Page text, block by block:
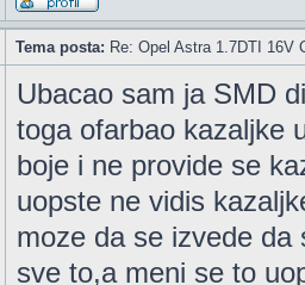
Tema posta: Re: Opel Astra 1.7DTI 16V
Ubacao sam ja SMD
toga ofarbao kazaljke
boje i ne provide se
uopste ne vidis
moze da se izvede
sve to,a meni se to